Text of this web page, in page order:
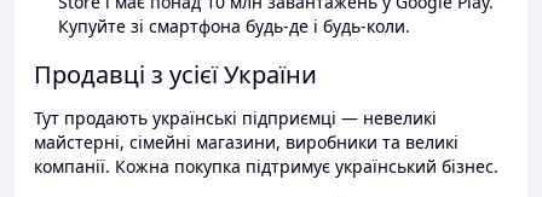
Купуйте зі смартфона будь-де і будь-коли.
Продавці з усієї України
Тут продають українські підприємці — невеликі
майстерні, сімейні магазини, виробники та великі
компанії. Кожна покупка підтримує український бізнес.